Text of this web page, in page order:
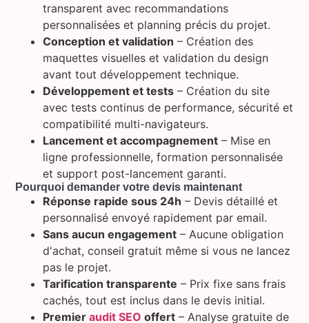
transparent avec recommandations
personnalisées et planning précis du projet.
Conception et validation – Création des
maquettes visuelles et validation du design
avant tout développement technique.
Développement et tests – Création du site
avec tests continus de performance, sécurité et
compatibilité multi-navigateurs.
Lancement et accompagnement – Mise en
ligne professionnelle, formation personnalisée
et support post-lancement garanti.
Pourquoi demander votre devis maintenant
Réponse rapide sous 24h – Devis détaillé et
personnalisé envoyé rapidement par email.
Sans aucun engagement – Aucune obligation
d'achat, conseil gratuit même si vous ne lancez
pas le projet.
Tarification transparente – Prix fixe sans frais
cachés, tout est inclus dans le devis initial.
Premieraudit SEO offert – Analyse gratuite de